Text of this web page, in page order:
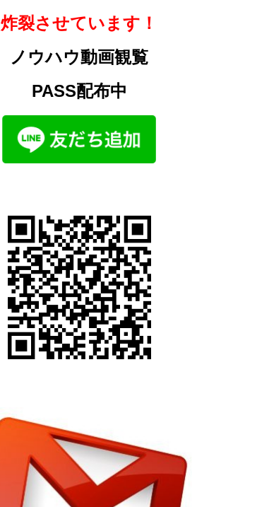
炸裂させています！
ノウハウ動画観覧
PASS配布中